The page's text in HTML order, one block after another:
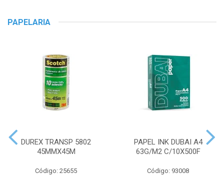
PAPELARIA
DUREX TRANSP 5802
45MMX45M
Código: 25655
PAPEL INK DUBAI A4
63G/M2 C/10X500F
Código: 93008